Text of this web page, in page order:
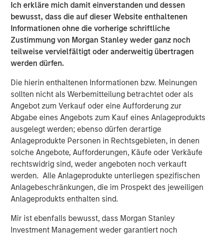
Ich erkläre mich damit einverstanden und dessen
bewusst, dass die auf dieser Website enthaltenen
Informationen ohne die vorherige schriftliche
Zustimmung von Morgan Stanley weder ganz noch
teilweise vervielfältigt oder anderweitig übertragen
werden dürfen.
Die hierin enthaltenen Informationen bzw. Meinungen
sollten nicht als Werbemitteilung betrachtet oder als
Angebot zum Verkauf oder eine Aufforderung zur
Abgabe eines Angebots zum Kauf eines Anlageprodukts
ausgelegt werden; ebenso dürfen derartige
Anlageprodukte Personen in Rechtsgebieten, in denen
solche Angebote, Aufforderungen, Käufe oder Verkäufe
rechtswidrig sind, weder angeboten noch verkauft
werden. Alle Anlageprodukte unterliegen spezifischen
Anlagebeschränkungen, die im Prospekt des jeweiligen
Anlageprodukts enthalten sind.
Mir ist ebenfalls bewusst, dass Morgan Stanley
Investment Management weder garantiert noch
clients a flexible, cost-effective solution for the delivery
of their offshore geophysical data needs. With a low-
carbon, remotely operated fleet emitting just 0.1% of the
CO2 of incumbent manned surveying vessels, XOCEAN
aims to avoid millions of tons of carbon emissions over
the next decade while achieving more than 30x the
industry average in team gender diversity.
Commenting on the fundraise, James Ives, XOCEAN
founder and CEO, said: “Our mission is to deliver data that
drives the sustainable development of our oceans in a
safe, cost-effective, and ultra-low-impact way. Today, we
are providing this service for many of the world’s largest
energy companies, supporting the development of clean
renewable energy globally. We are delighted MSIM’s 1GT
and the rest of the investment consortium have chosen to
join us on this exciting journey.”
companies, including SSE Renewables, Ørsted, BP, and